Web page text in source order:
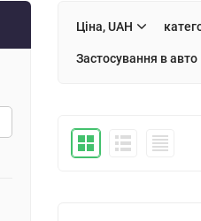
Ціна, UAH
Застосування в авто